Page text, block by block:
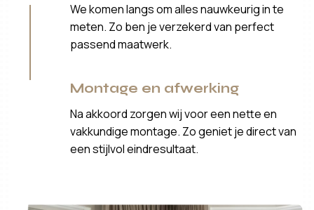
We komen langs om alles nauwkeurig in te
meten. Zo ben je verzekerd van perfect
passend maatwerk.
Montage en afwerking
Na akkoord zorgen wij voor een nette en
vakkundige montage. Zo geniet je direct van
een stijlvol eindresultaat.